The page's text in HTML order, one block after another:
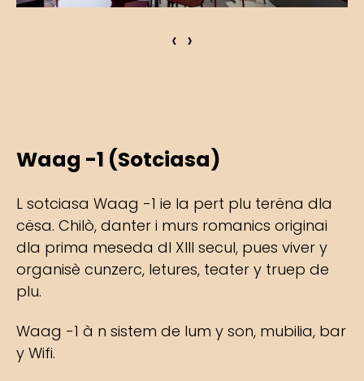
‹ ›
Waag -1 (Sotciasa)
L sotciasa Waag -1 ie la pert plu terëna dla
cësa. Chilò, danter i murs romanics originai
dla prima meseda dl XIII secul, pues viver y
organisè cunzerc, letures, teater y truep de
plu.
Waag -1 à n sistem de lum y son, mubilia, bar
y Wifi.